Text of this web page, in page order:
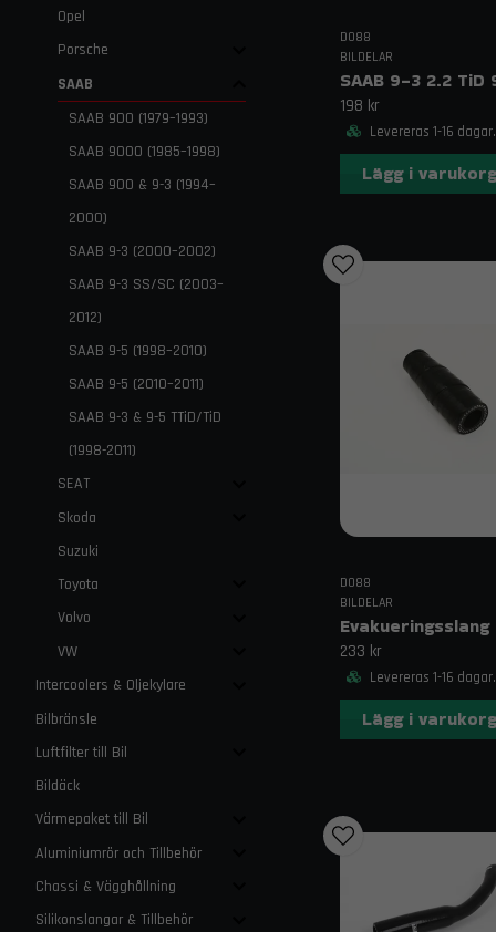
Opel
Porsche
SAAB
SAAB 900 (1979–1993)
SAAB 9000 (1985–1998)
SAAB 900 & 9-3 (1994–
2000)
SAAB 9-3 (2000–2002)
SAAB 9-3 SS/SC (2003–
2012)
SAAB 9-5 (1998–2010)
SAAB 9-5 (2010–2011)
SAAB 9-3 & 9-5 TTiD/TiD
(1998-2011)
SEAT
Skoda
Suzuki
Toyota
Volvo
VW
Intercoolers & Oljekylare
Bilbränsle
Luftfilter till Bil
Bildäck
Värmepaket till Bil
Aluminiumrör och Tillbehör
Chassi & Vägghållning
Silikonslangar & Tillbehör
DO88
BILDELAR
198 kr
Levereras 1-16 dagar.
Lägg i
DO88
BILDELAR
233 kr
Levereras 1-16 dagar.
Lägg i